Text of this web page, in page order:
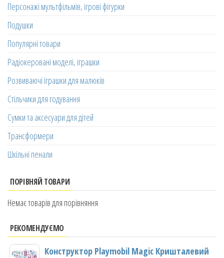
Персонажі мультфільмів, ігрові фігурки
Подушки
Популярні товари
Радіокеровані моделі, іграшки
Розвиваючі іграшки для малюків
Стільчики для годування
Сумки та аксесуари для дітей
Трансформери
Шкільні пенали
ПОРІВНЯЙ ТОВАРИ
Немає товарів для порівняння
РЕКОМЕНДУЄМО
Конструктор Playmobil Magic Кришталевий